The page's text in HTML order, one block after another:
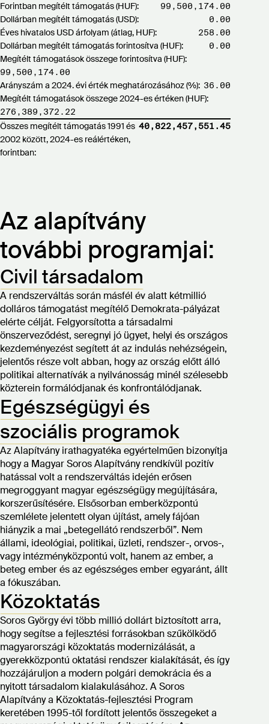
Forintban megítélt támogatás (HUF):
99,500,174.00
Dollárban megítélt támogatás (USD): 0.00
Éves hivatalos USD árfolyam (átlag, HUF): 258.00
Dollárban megítélt támogatás forintosítva (HUF): 0.00
Megítélt támogatások összege forintosítva (HUF):
99,500,174.00
Arányszám a 2024. évi érték meghatározásához (%): 36.00
Megítélt támogatások összege 2024-es értéken (HUF):
276,389,372.22
Összes megítélt támogatás 1991 és
2002 között, 2024-es reálértéken,
forintban:
40,822,457,551.45
Az alapítvány
további programjai:
Civil társadalom
A rendszerváltás során másfél év alatt kétmillió
dolláros támogatást megítélő Demokrata-pályázat
elérte célját. Felgyorsította a társadalmi
önszerveződést, seregnyi jó ügyet, helyi és országos
kezdeményezést segített át az indulás nehézségein,
jelentős része volt abban, hogy az ország előtt álló
politikai alternatívák a nyilvánosság minél szélesebb
közterein formálódjanak és konfrontálódjanak.
Egészségügyi és
szociális programok
Az Alapítvány irathagyatéka egyértelműen bizonyítja
hogy a Magyar Soros Alapítvány rendkívül pozitív
hatással volt a rendszerváltás idején erősen
megroggyant magyar egészségügy megújítására,
korszerűsítésére. Elsősorban emberközpontú
szemlélete jelentett olyan újítást, amely fájóan
hiányzik a mai „betegellátó rendszerből”. Nem
állami, ideológiai, politikai, üzleti, rendszer-, orvos-,
vagy intézményközpontú volt, hanem az ember, a
beteg ember és az egészséges ember egyaránt, állt
a fókuszában.
Közoktatás
Soros György évi több millió dollárt biztosított arra,
hogy segítse a fejlesztési forrásokban szűkölködő
magyarországi közoktatás modernizálását, a
gyerekközpontú oktatási rendszer kialakítását, és így
hozzájáruljon a modern polgári demokrácia és a
nyitott társadalom kialakulásához. A Soros
Alapítvány a Közoktatás-fejlesztési Program
keretében 1995-től fordított jelentős összegeket a